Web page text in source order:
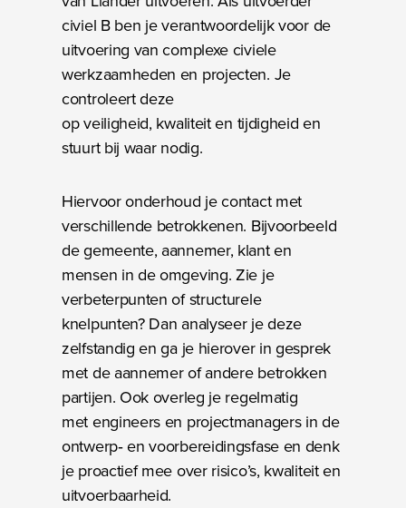
civiel B ben je verantwoordelijk voor de
uitvoering van complexe civiele
werkzaamheden en projecten. Je
controleert deze
op veiligheid, kwaliteit en tijdigheid en
stuurt bij waar nodig.
Hiervoor onderhoud je contact met
verschillende betrokkenen. Bijvoorbeeld
de gemeente, aannemer, klant en
mensen in de omgeving. Zie je
verbeterpunten of structurele
knelpunten? Dan analyseer je deze
zelfstandig en ga je hierover in gesprek
met de aannemer of andere betrokken
partijen. Ook overleg je regelmatig
met engineers en projectmanagers in de
ontwerp‑ en voorbereidingsfase en denk
je proactief mee over risico’s, kwaliteit en
uitvoerbaarheid.